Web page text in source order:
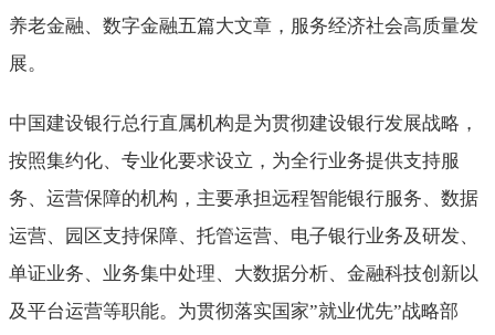
养老金融、数字金融五篇大文章，服务经济社会高质量发
展。
中国建设银行总行直属机构是为贯彻建设银行发展战略，
按照集约化、专业化要求设立，为全行业务提供支持服
务、运营保障的机构，主要承担远程智能银行服务、数据
运营、园区支持保障、托管运营、电子银行业务及研发、
单证业务、业务集中处理、大数据分析、金融科技创新以
及平台运营等职能。为贯彻落实国家”就业优先”战略部